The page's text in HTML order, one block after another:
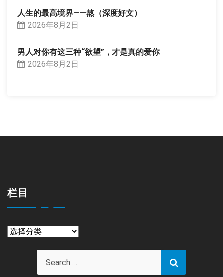
人生的最高境界——熬（深度好文）
2026年8月2日
男人对你有这三种“欲望”，才是真的爱你
2026年8月2日
栏目
栏